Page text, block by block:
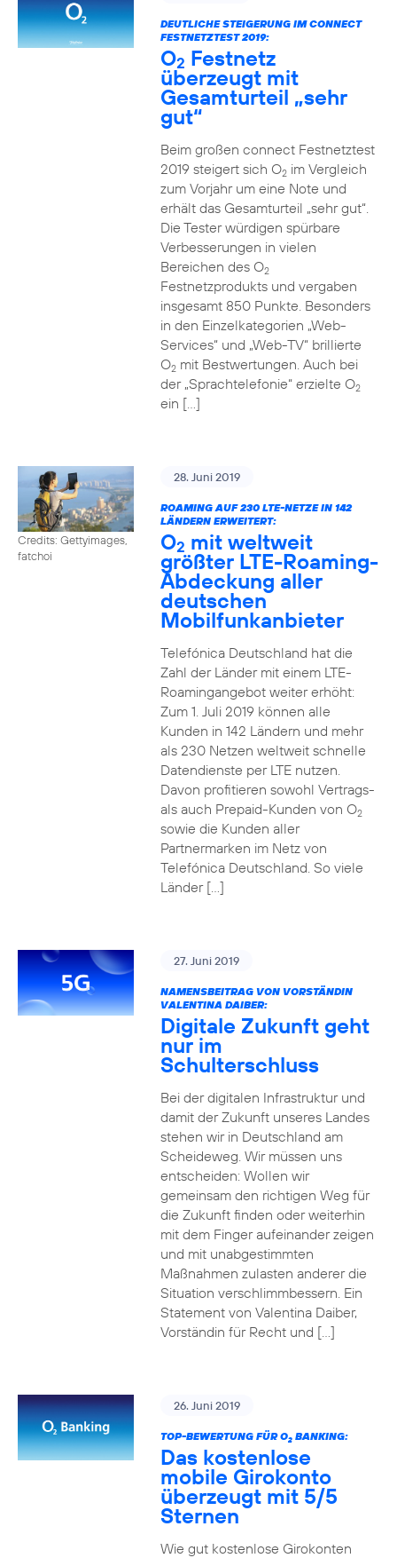
DEUTLICHE STEIGERUNG IM CONNECT
FESTNETZTEST 2019:
O2 Festnetz
überzeugt mit
Gesamturteil „sehr
gut“
Beim großen connect Festnetztest
2019 steigert sich O2im Vergleich
zum Vorjahr um eine Note und
erhält das Gesamturteil „sehr gut“.
Die Tester würdigen spürbare
Verbesserungen in vielen
Bereichen des O2
Festnetzprodukts und vergaben
insgesamt 850 Punkte. Besonders
in den Einzelkategorien „Web-
Services“ und „Web-TV“ brillierte
O2mit Bestwertungen. Auch bei
der „Sprachtelefonie“ erzielte O2
ein […]
Credits: Gettyimages,
fatchoi
28. Juni 2019
ROAMING AUF 230 LTE-NETZE IN 142
LÄNDERN ERWEITERT:
O2 mit weltweit
größter LTE-Roaming-
Abdeckung aller
deutschen
Mobilfunkanbieter
Telefónica Deutschland hat die
Zahl der Länder mit einem LTE-
Roamingangebot weiter erhöht:
Zum 1. Juli 2019 können alle
Kunden in 142 Ländern und mehr
als 230 Netzen weltweit schnelle
Datendienste per LTE nutzen.
Davon profitieren sowohl Vertrags-
als auch Prepaid-Kunden von O2
sowie die Kunden aller
Partnermarken im Netz von
Telefónica Deutschland. So viele
Länder […]
27. Juni 2019
NAMENSBEITRAG VON VORSTÄNDIN
VALENTINA DAIBER:
Digitale Zukunft geht
nur im
Schulterschluss
Bei der digitalen Infrastruktur und
damit der Zukunft unseres Landes
stehen wir in Deutschland am
Scheideweg. Wir müssen uns
entscheiden: Wollen wir
gemeinsam den richtigen Weg für
die Zukunft finden oder weiterhin
mit dem Finger aufeinander zeigen
und mit unabgestimmten
Maßnahmen zulasten anderer die
Situation verschlimmbessern. Ein
Statement von Valentina Daiber,
Vorständin für Recht und […]
26. Juni 2019
TOP-BEWERTUNG FÜR O2BANKING:
Das kostenlose
mobile Girokonto
überzeugt mit 5/5
Sternen
Wie gut kostenlose Girokonten